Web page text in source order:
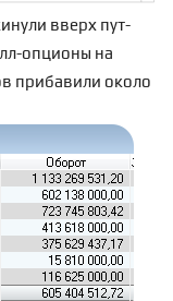
вверх пут-
опционы на
прибавили около